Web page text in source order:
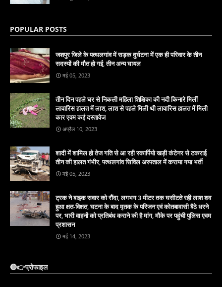
POPULAR POSTS
जशपुर जिले के पत्थलगांव में सड़क दुर्घटना में एक ही परिवार के तीन
सदस्यों की मौत हो गई, तीन अन्य घायल
मई 05, 2023
तीन दिन पहले घर से निकली महिला शिक्षिका की नदी किनारे मिलीं
लावारिस हालत में लाश, लाश से पहले मिली थी लावारिस हालत में मिली
कार एवम कई दस्तावेज
अप्रैल 10, 2023
शादी में शामिल हो तेज गति से आ रही स्कार्पियो खड़ी कंटेनर से टकराई
तीन की हालत गंभीर, पत्थलगांव सिविल अस्पताल में कराया गया भर्ती
मई 05, 2023
ट्रक ने बाइक सवार को रौंदा, लगभग 3 मीटर तक घसीटते रही लाश शव
हुआ क्षत-विक्षत, घटना के बाद मृतक के परिजन एवं कोतबावासी बैठे धरने
पर, भारी वाहनों को प्रतिबंध कराने की है मांग, मौके पर पहुंची पुलिस एवम
प्रशासन
मई 14, 2023
🔴👉प्रोफाइल